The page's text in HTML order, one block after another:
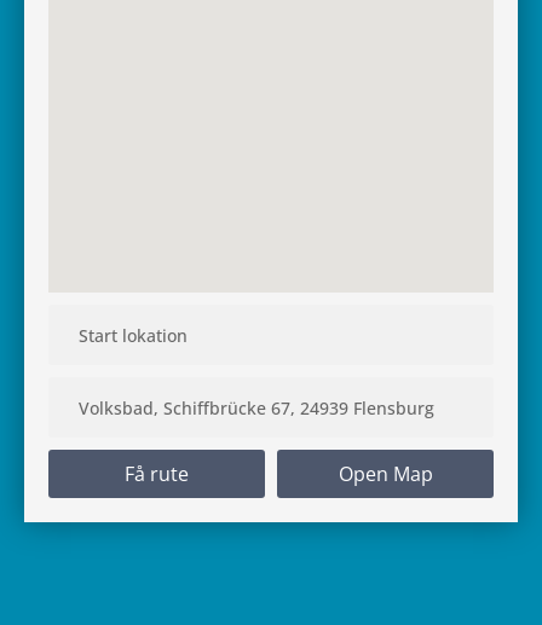
Få rute Open Map